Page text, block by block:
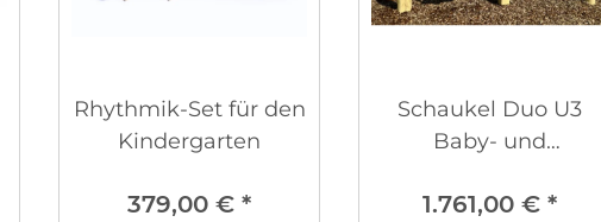
Rhythmik-Set für den
Kindergarten
379,00 € *
Schaukel Duo U3
Baby- und
1.761,00 € *